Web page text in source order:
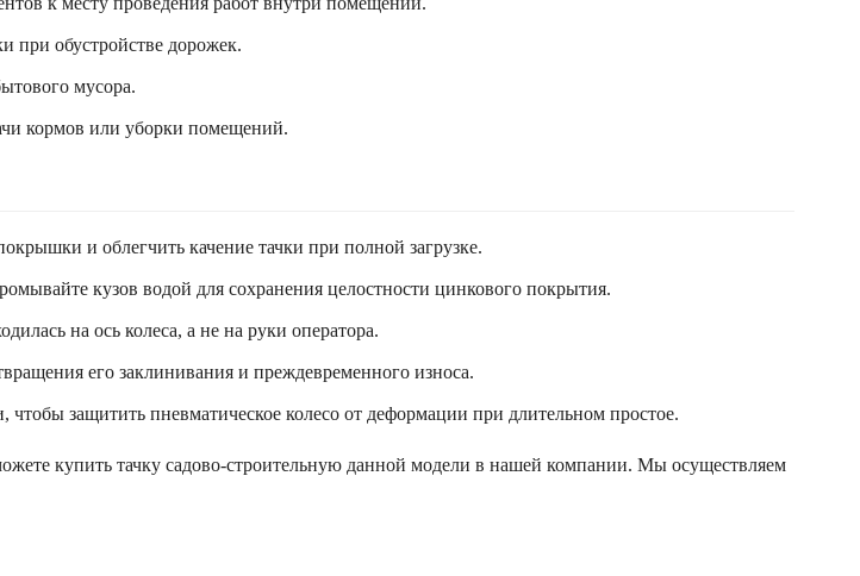
при обустройстве дорожек.
мусора.
кормов или уборки помещений.
и облегчить качение тачки при полной загрузке.
кузов водой для сохранения целостности цинкового покрытия.
на ось колеса, а не на руки оператора.
его заклинивания и преждевременного износа.
защитить пневматическое колесо от деформации при длительном простое.
купить тачку садово-строительную данной модели в нашей компании. Мы осуществляем